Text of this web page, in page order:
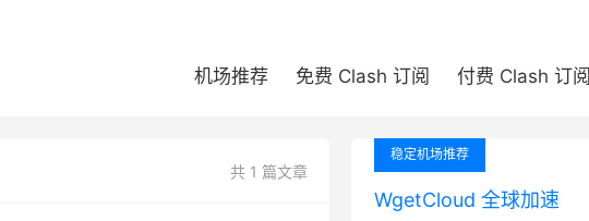
机场推荐 免费 Clash 订阅 付费 Clash 订阅
共 1 篇文章
稳定机场推荐
WgetCloud 全球加速